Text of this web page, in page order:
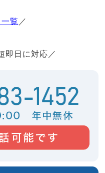
覧 ／
即日に対応／